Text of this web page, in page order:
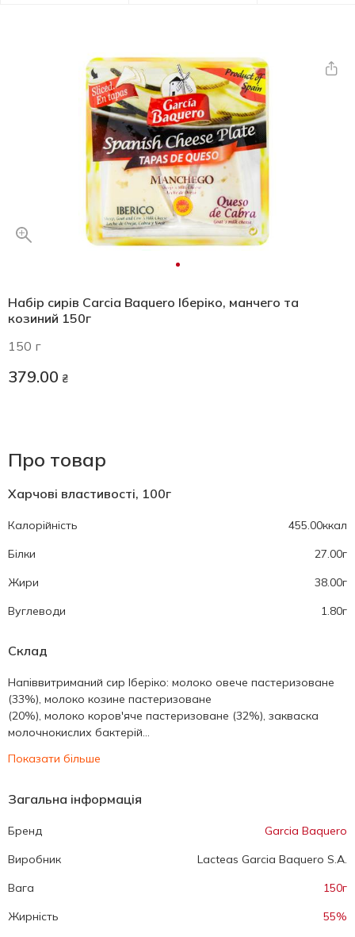
Набір сирів Carcia Baquero Іберіко, манчего та
козиний 150г
150 г
379.00 ₴
Про товар
Харчові властивості, 100г
Калорійність
455.00ккал
Білки
27.00г
Жири
38.00г
Вуглеводи
1.80г
Склад
Напіввитриманий сир Іберіко: молоко овече пастеризоване
(33%), молоко козине пастеризоване
(20%), молоко коров'яче пастеризоване (32%), закваска
молочнокислих бактерій...
Показати більше
Загальна інформація
Бренд
Garcia Baquero
Виробник
Lacteas Garcia Baquero S.A.
Вага
150г
Жирність
55%